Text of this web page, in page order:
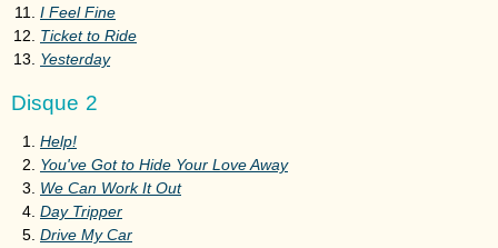
I Feel Fine
Ticket to Ride
Yesterday
Disque 2
Help!
You've Got to Hide Your Love Away
We Can Work It Out
Day Tripper
Drive My Car